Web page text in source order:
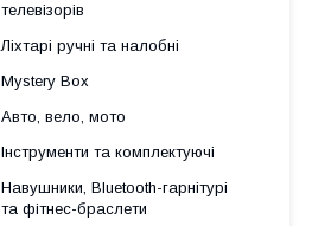
телевізорів
Ліхтарі ручні та налобні
Mystery Box
Авто, вело, мото
Інструменти та комплектуючі
Навушники, Bluetooth-гарнітурі
та фітнес-браслети